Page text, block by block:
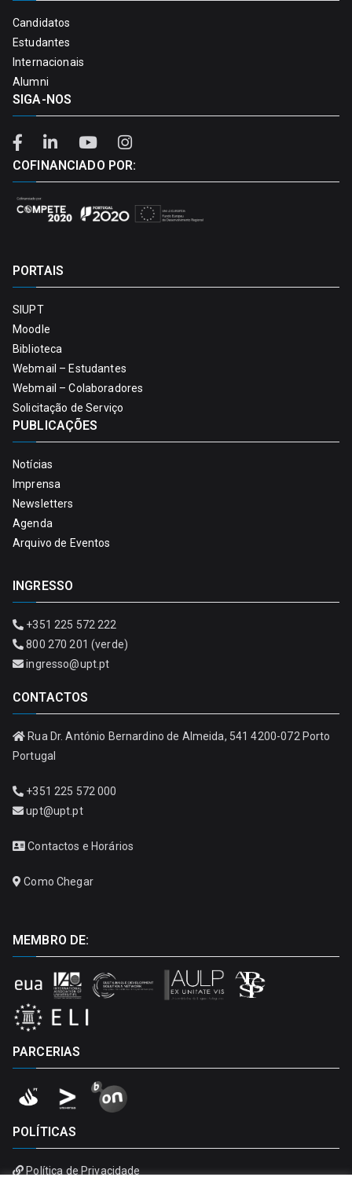
Candidatos
Estudantes
Internacionais
Alumni
SIGA-NOS
COFINANCIADO POR:
PORTAIS
SIUPT
Moodle
Biblioteca
Webmail – Estudantes
Webmail – Colaboradores
Solicitação de Serviço
PUBLICAÇÕES
Notícias
Imprensa
Newsletters
Agenda
Arquivo de Eventos
INGRESSO
+351 225 572 222
800 270 201 (verde)
ingresso@upt.pt
CONTACTOS
Rua Dr. António Bernardino de Almeida, 541 4200-072 Porto
Portugal
+351 225 572 000
upt@upt.pt
Contactos e Horários
Como Chegar
MEMBRO DE:
PARCERIAS
POLÍTICAS
Política de Privacidade